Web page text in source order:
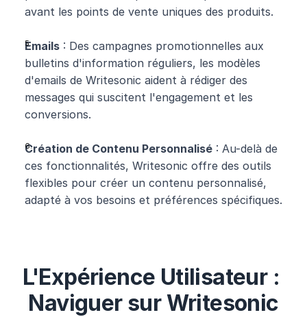
avant les points de vente uniques des produits.
Emails : Des campagnes promotionnelles aux
bulletins d'information réguliers, les modèles
d'emails de Writesonic aident à rédiger des
messages qui suscitent l'engagement et les
conversions.
Création de Contenu Personnalisé : Au-delà de
ces fonctionnalités, Writesonic offre des outils
flexibles pour créer un contenu personnalisé,
adapté à vos besoins et préférences spécifiques.
L'Expérience Utilisateur :
Naviguer sur Writesonic